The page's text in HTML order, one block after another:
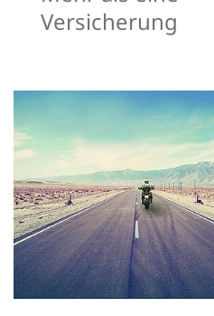
Versicherung